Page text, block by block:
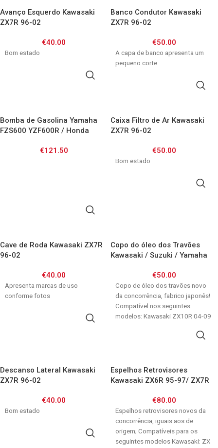
Avanço Esquerdo Kawasaki
ZX7R 96-02
€40.00
Bom estado
Banco Condutor Kawasaki
ZX7R 96-02
€50.00
A capa de banco apresenta um
pequeno corte
Bomba de Gasolina Yamaha
FZS600 YZF600R / Honda
ZX7 ZX9 ZXR750
€121.50
Caixa Filtro de Ar Kawasaki
ZX7R 96-02
€50.00
Bom estado
Cave de Roda Kawasaki ZX7R
96-02
€40.00
Apresenta marcas de uso
conforme fotos
Copo do óleo dos Travões
Kawasaki / Suzuki / Yamaha
€50.00
Copo de óleo dos travões novo
da concorrência, fabrico japonês!
Compatível nos seguintes
modelos: Kawasaki ZX10R 04-09
Descanso Lateral Kawasaki
ZX7R 96-02
€40.00
Bom estado
Espelhos Retrovisores
Kawasaki ZX6R 95-97/ ZX7R
€80.00
Espelhos retrovisores novos da
concorrência, iguais aos de
origem; Compatíveis para os
seguintes modelos Kawasaki: ZX